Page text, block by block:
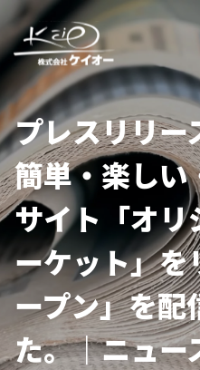
プレスリリー
簡単・楽しい
サイト「オリ
ーケット」を
ープン」を配
た。｜ニュー